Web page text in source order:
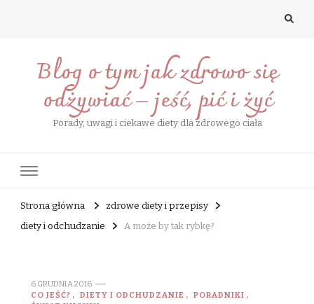
Blog o tym jak zdrowo się
odżywiać – jeść, pić i żyć
Porady, uwagi i ciekawe diety dla zdrowego ciała
Strona główna
zdrowe diety i przepisy
diety i odchudzanie
A może by tak rybkę?
6 GRUDNIA 2016
CO JEŚĆ?
DIETY I ODCHUDZANIE
PORADNIKI